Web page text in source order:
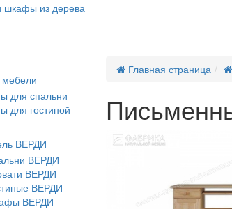
шкафы из дерева
для спальни
для гостиной
ВЕРДИ
ВЕРДИ
ВЕРДИ
ВЕРДИ
ВЕРДИ
Главная страница